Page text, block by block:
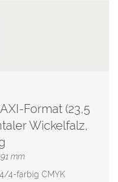
Format (23,5
Wickelfalz,
mm
4-farbig CMYK